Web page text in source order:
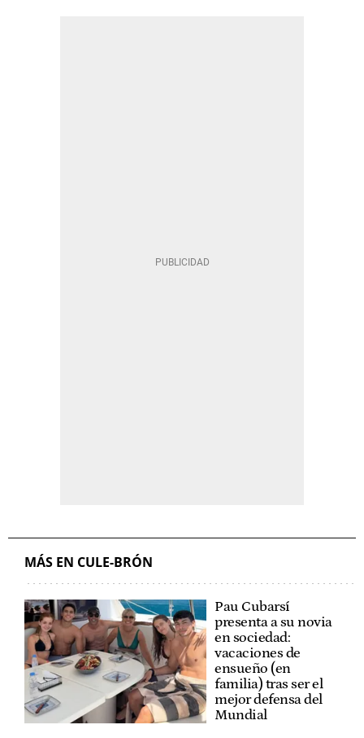
MÁS EN CULE-BRÓN
Pau Cubarsí
presenta a su novia
en sociedad:
vacaciones de
ensueño (en
familia) tras ser el
mejor defensa del
Mundial